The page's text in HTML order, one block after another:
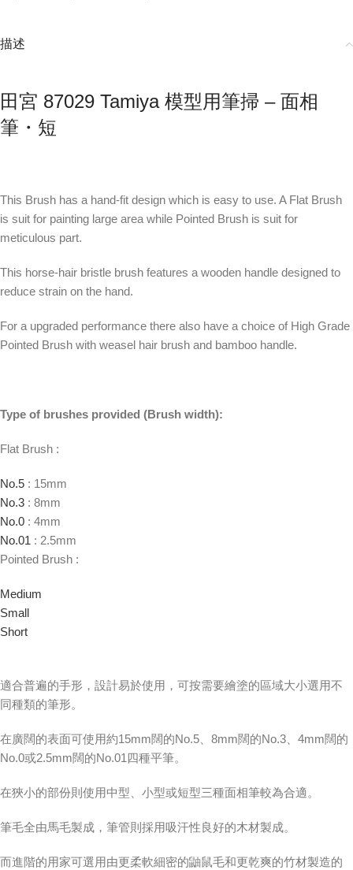
描述
田宮 87029 Tamiya 模型用筆掃 – 面相
筆・短
This Brush has a hand-fit design which is easy to use. A Flat Brush
is suit for painting large area while Pointed Brush is suit for
meticulous part.
This horse-hair bristle brush features a wooden handle designed to
reduce strain on the hand.
For a upgraded performance there also have a choice of High Grade
Pointed Brush with weasel hair brush and bamboo handle.
Type of brushes provided (Brush width):
Flat Brush :
No.5 : 15mm
No.3 : 8mm
No.0 : 4mm
No.01 : 2.5mm
Pointed Brush :
Medium
Small
Short
適合普遍的手形，設計易於使用，可按需要繪塗的區域大小選用不
同種類的筆形。
在廣闊的表面可使用約15mm闊的No.5、8mm闊的No.3、4mm闊的
No.0或2.5mm闊的No.01四種平筆。
在狹小的部份則使用中型、小型或短型三種面相筆較為合適。
筆毛全由馬毛製成，筆管則採用吸汗性良好的木材製成。
而進階的用家可選用由更柔軟細密的鼬鼠毛和更乾爽的竹材製造的